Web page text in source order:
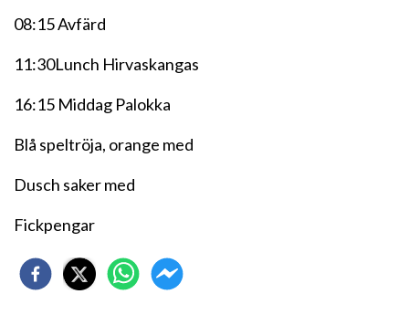
08:15 Avfärd
11:30Lunch Hirvaskangas
16:15 Middag Palokka
Blå speltröja, orange med
Dusch saker med
Fickpengar